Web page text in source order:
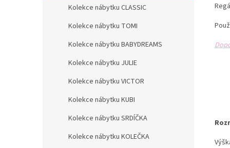
Kolekce nábytku CLASSIC
Kolekce nábytku TOMI
Kolekce nábytku BABYDREAMS
Kolekce nábytku JULIE
Kolekce nábytku VICTOR
Kolekce nábytku KUBI
Kolekce nábytku SRDÍČKA
Kolekce nábytku KOLEČKA